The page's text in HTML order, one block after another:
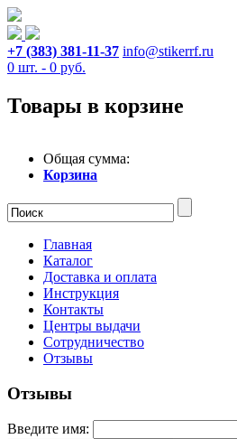
+7 (383) 381-11-37 info@stikerrf.ru
0 шт. - 0 руб.
Товары в корзине
Общая сумма:
Корзина
Главная
Каталог
Доставка и оплата
Инструкция
Контакты
Центры выдачи
Сотрудничество
Отзывы
Отзывы
Введите имя: